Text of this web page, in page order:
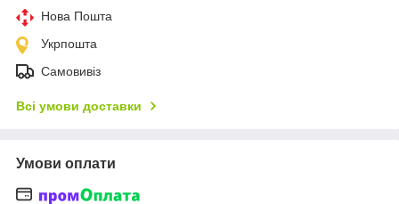
Нова Пошта
Укрпошта
Самовивіз
Всі умови доставки
Умови оплати